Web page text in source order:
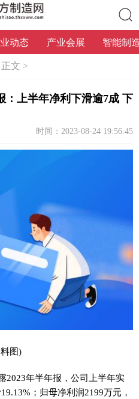
搜索
动态 产业会展 智能制
正文 >
：上半年净利下滑逾7成 下
时间：2023-08-24 19:56:45
图)
2023年半年报，公司上半年实
；归母净利润2199万元，